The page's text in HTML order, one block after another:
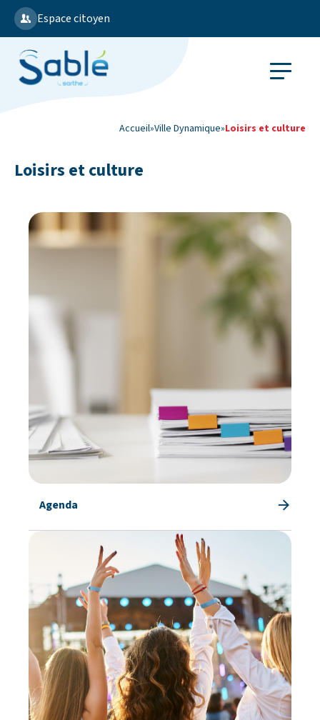
Espace citoyen
Accueil»Ville Dynamique»Loisirs et culture
Loisirs et culture
Agenda